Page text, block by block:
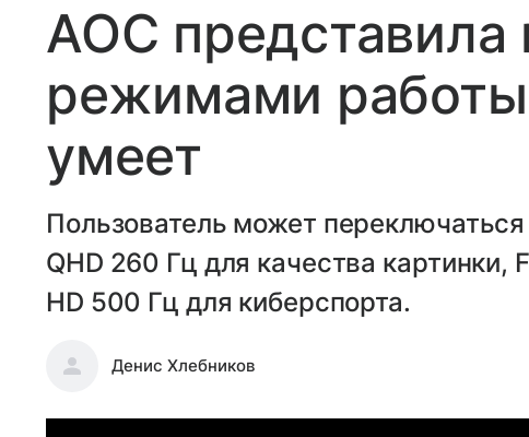
AOC
режимами
умеет
Пользователь может
QHD 260 Гц для качества картинки,
HD 500 Гц для киберспорта.
Денис Хлебников